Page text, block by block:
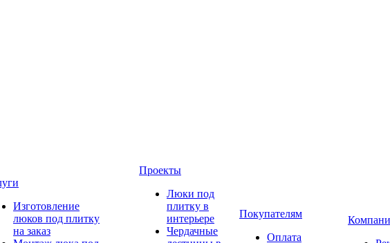
Изготовление
люков под плитку
на заказ
Проекты
Люки под
плитку в
интерьере
Чердачные
Покупателям
Оплата